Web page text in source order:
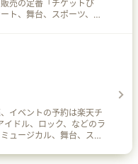
売の定番「チケットぴ
ト、舞台、スポーツ、ク
イベントの予約は楽天チ
ュージカル、舞台、スポ